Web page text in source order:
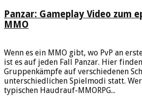
Panzar: Gameplay Video zum
MMO
Wenn es ein MMO gibt, wo PvP an
ist es auf jeden Fall Panzar. Hier
Gruppenkämpfe auf verschiedenen
unterschiedlichen Spielmodi statt.
typischen Haudrauf-MMORPG...